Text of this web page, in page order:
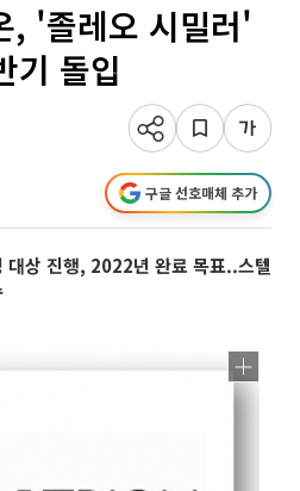
, '졸레오 시밀러'
기 돌입
구글 선호매체 추가
상 진행, 2022년 완료 목표..스텔